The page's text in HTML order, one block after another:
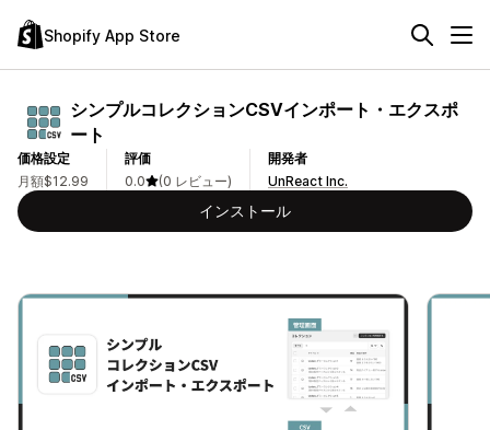
Shopify App Store
シンプルコレクションCSVインポート・エクスポ
ート
価格設定
月額$12.99
評価
0.0
(0 レビュー)
開発者
UnReact Inc.
インストール